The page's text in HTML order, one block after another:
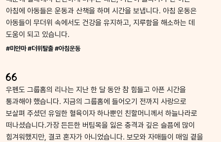
아침에 아동들은 운동과 산책을 하며 시간을 보냅니다. 아침 운동은
아동들이 무더위 속에서도 건강을 유지하고, 지루함을 해소하는 데
도움이 되고 있습니다.
#미얀마 #더위탈출 #아침운동
우펜도 그룹홈의 리나는 지난 한 달 동안 참 힘들고 아픈 시간을
통과해야 했습니다. 지금의 그룹홈에 들어오기 전까지 사랑으로
보살펴 주셨던 유일한 혈육이자 하나뿐인 친할머니께서 하늘나라로
떠나셨습니다.가장 든든한 버팀목을 잃은 충격과 깊은 슬픔에 많이
힘겨워했지만, 결코 혼자가 아니었습니다. 보모와 자매들이 매일 곁을